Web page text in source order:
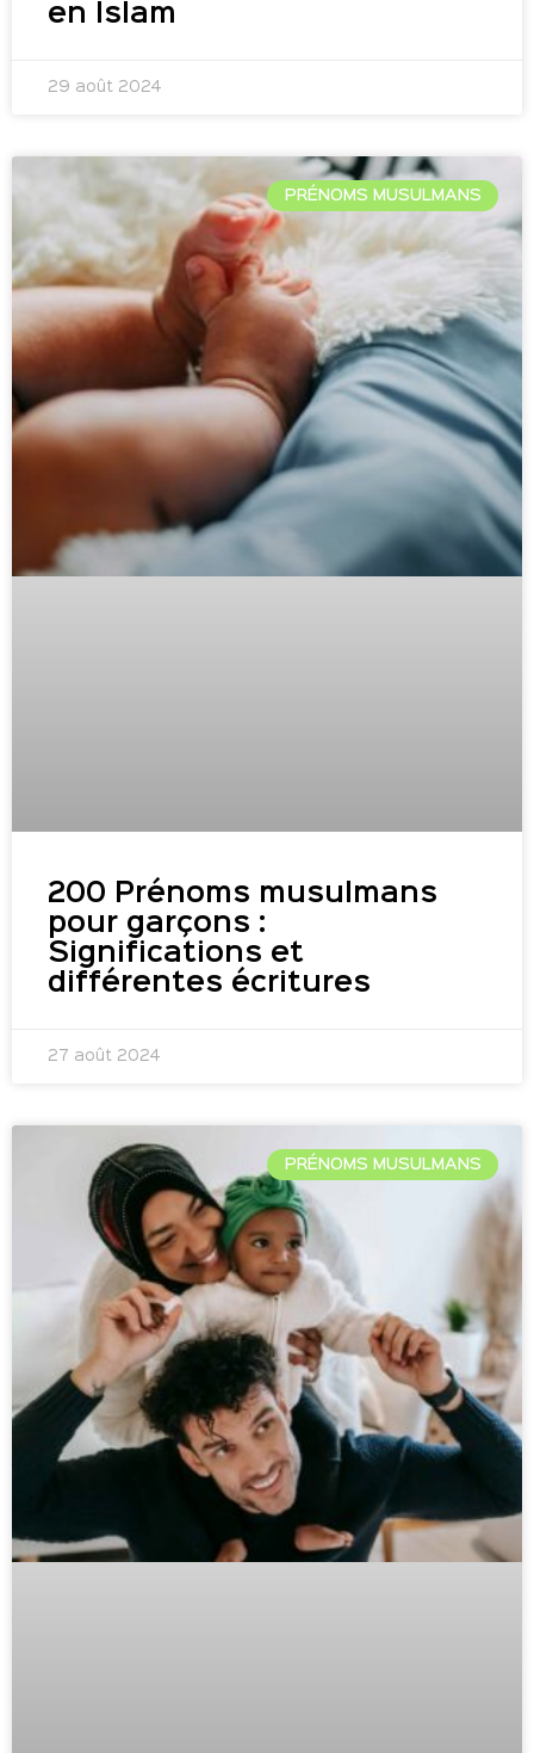
en Islam
29 août 2024
PRÉNOMS MUSULMANS
200 Prénoms musulmans
pour garçons :
Significations et
différentes écritures
27 août 2024
PRÉNOMS MUSULMANS